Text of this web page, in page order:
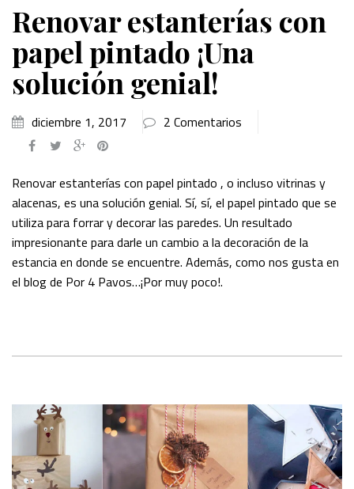
Renovar estanterías con
papel pintado ¡Una
solución genial!
diciembre 1, 2017 2 Comentarios
Renovar estanterías con papel pintado , o incluso vitrinas y
alacenas, es una solución genial. Sí, sí, el papel pintado que se
utiliza para forrar y decorar las paredes. Un resultado
impresionante para darle un cambio a la decoración de la
estancia en donde se encuentre. Además, como nos gusta en
el blog de Por 4 Pavos…¡Por muy poco!.